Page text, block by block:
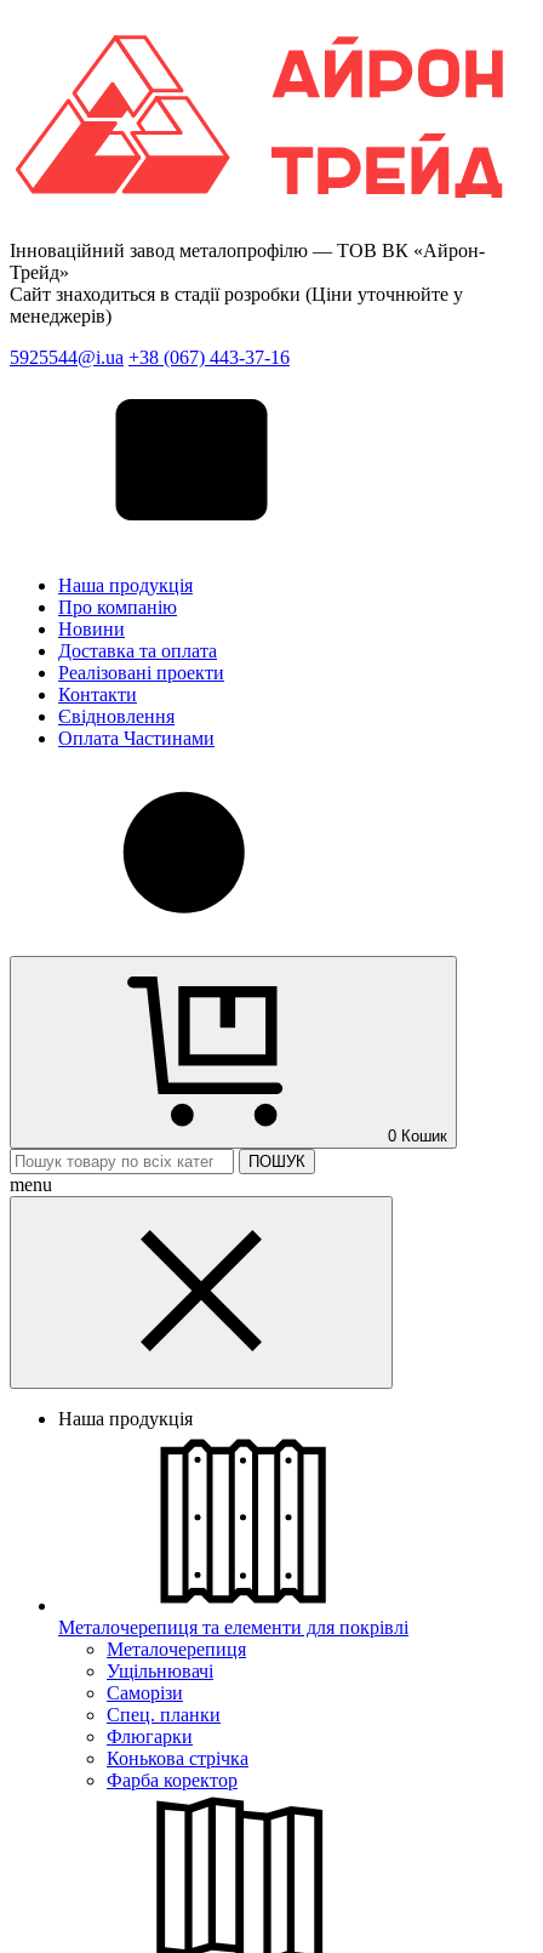
Інноваційний завод металопрофілю — ТОВ ВК «Айрон-
Трейд»
Сайт знаходиться в стадії розробки (Ціни уточнюйте у
менеджерів)
5925544@i.ua +38 (067) 443-37-16
Наша продукція
Про компанію
Новини
Доставка та оплата
Реалізовані проекти
Контакти
Євідновлення
Оплата Частинами
0 Кошик
ПОШУК
menu
Наша продукція
Металочерепиця та елементи для покрівлі
Металочерепиця
Ущільнювачі
Саморізи
Спец. планки
Флюгарки
Конькова стрічка
Фарба коректор